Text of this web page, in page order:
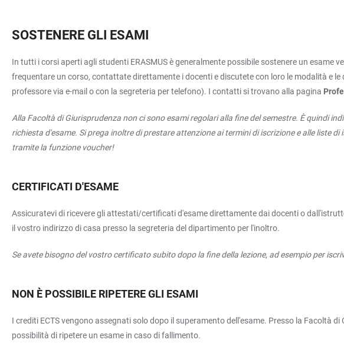
SOSTENERE GLI ESAMI
In tutti i corsi aperti agli studenti ERASMUS è generalmente possibile sostenere un esame
frequentare un corso, contattate direttamente i docenti e discutete con loro le modalità e
professore via e-mail o con la segreteria per telefono). I contatti si trovano alla pagina
Alla Facoltà di Giurisprudenza non ci sono esami regolari alla fine del semestre. È quindi
richiesta d'esame. Si prega inoltre di prestare attenzione ai termini di iscrizione e alle liste
tramite la funzione voucher!
CERTIFICATI D'ESAME
Assicuratevi di ricevere gli attestati/certificati d'esame direttamente dai docenti o
il vostro indirizzo di casa presso la segreteria del dipartimento per l'inoltro.
Se avete bisogno del vostro certificato subito dopo la fine della lezione, ad esempio per
NON È POSSIBILE RIPETERE GLI ESAMI
I crediti ECTS vengono assegnati solo dopo il superamento dell'esame. Presso la Facoltà
possibilità di ripetere un esame in caso di fallimento.